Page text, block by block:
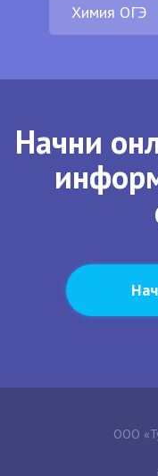
Химия ОГЭ
Начни
ООО